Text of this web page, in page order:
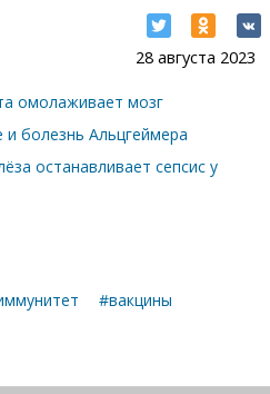
28 августа 2023
омолаживает мозг
и болезнь Альцгеймера
останавливает сепсис у
#вакцины